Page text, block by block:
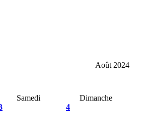
Août 2024
Samedi
Dimanche
4